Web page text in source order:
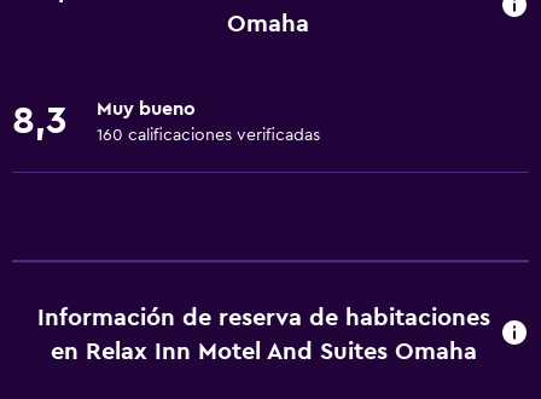
Artículos de aseo gratis
Alarma de humo
Accesibilidad y adecuación
Habitaciones para no fumadores disponibles
Omaha
8,3 Muy bueno
160 calificaciones verificadas
Información de reserva de habitaciones
en Relax Inn Motel And Suites Omaha